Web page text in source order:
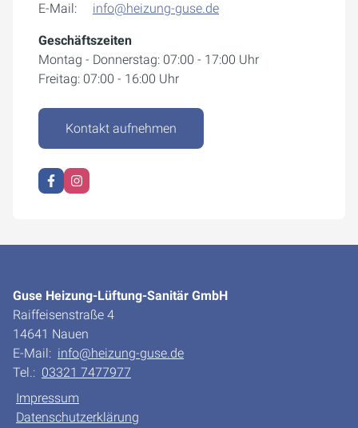
E-Mail:
info@heizung-guse.de
Geschäftszeiten
Montag - Donnerstag: 07:00 - 17:00 Uhr
Freitag: 07:00 - 16:00 Uhr
Kontakt aufnehmen
Guse Heizung-Lüftung-Sanitär GmbH
Raiffeisenstraße 4
14641 Nauen
E-Mail: info@heizung-guse.de
Tel.: 03321 7477977
Impressum
Datenschutzerklärung